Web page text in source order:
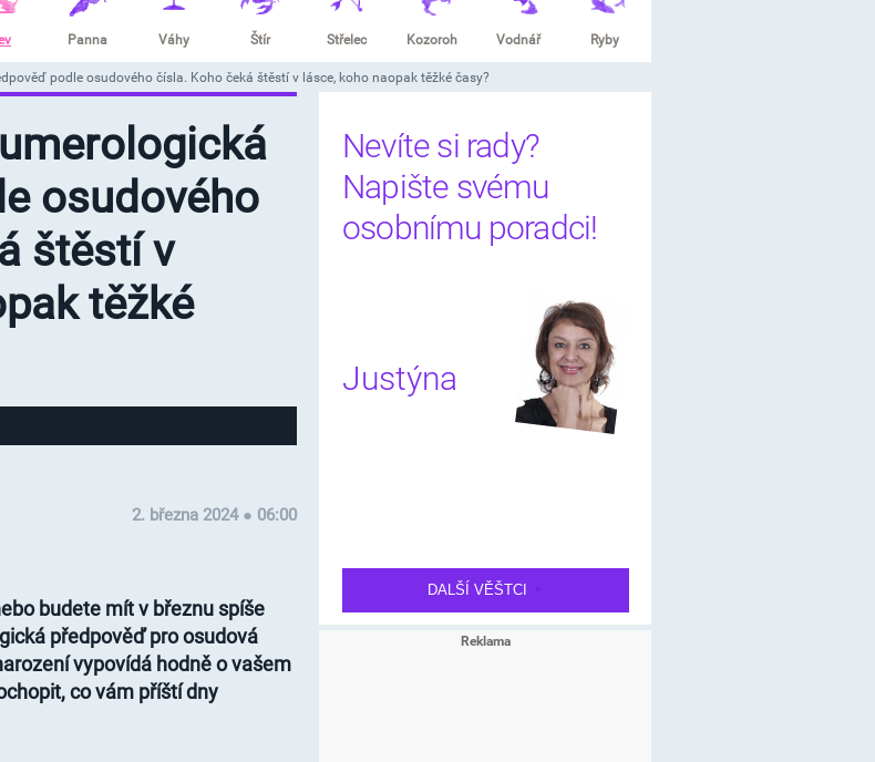
Panna Váhy Štír Střelec Kozoroh Vodnář Ryby
podle osudového čísla. Koho čeká štěstí v lásce, koho naopak těžké časy?
osudového
štěstí v
těžké
2. března 2024 ● 06:00
budete mít v březnu spíše
předpověď pro osudová
vypovídá hodně o vašem
co vám příští dny
Nevíte si rady?
Napište svému
osobnímu poradci!
Justýna
DALŠÍ VĚŠTCI